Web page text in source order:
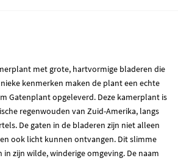
met grote, hartvormige bladeren die
kenmerken maken de plant een echte
Gatenplant opgeleverd. Deze kamerplant is
regenwouden van Zuid-Amerika, langs
De gaten in de bladeren zijn niet alleen
ook licht kunnen ontvangen. Dit slimme
zijn wilde, winderige omgeving. De naam